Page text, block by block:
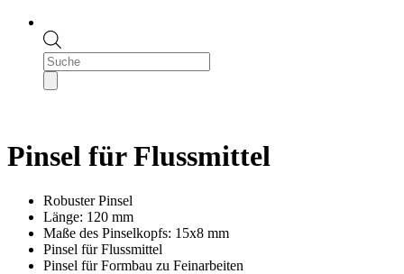
Products
search
Pinsel für Flussmittel
Robuster Pinsel
Länge: 120 mm
Maße des Pinselkopfs: 15x8 mm
Pinsel für Flussmittel
Pinsel für Formbau zu Feinarbeiten